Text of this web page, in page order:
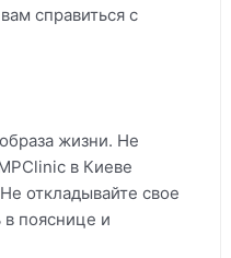
справиться с
жизни. Не
в Киеве
откладывайте свое
в пояснице и